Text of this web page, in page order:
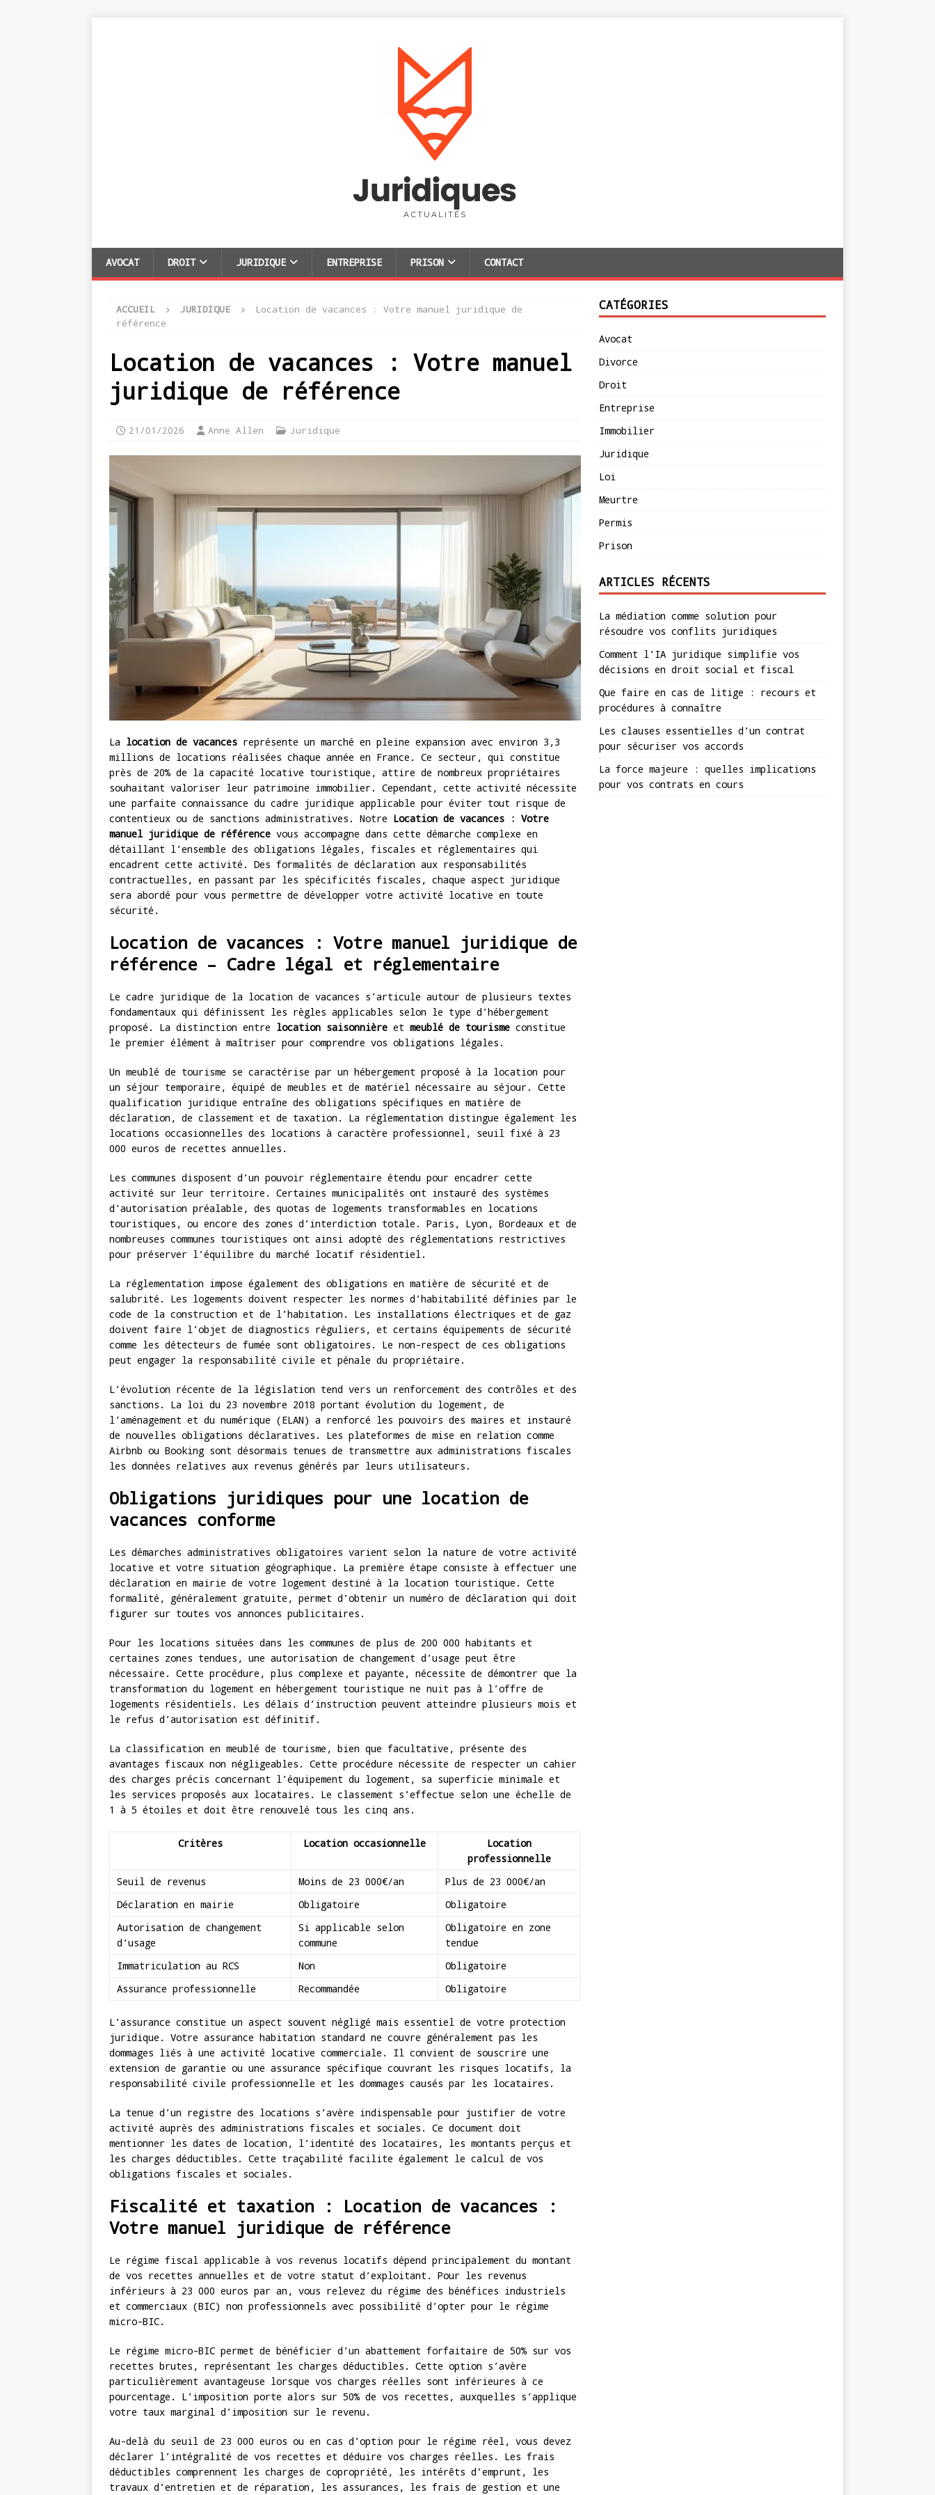
AVOCAT DROIT JURIDIQUE ENTREPRISE PRISON CONTACT
ACCUEIL JURIDIQUE
Location de vacances : Votre manuel juridique de
référence
Location de vacances : Votre manuel
juridique de référence
21/01/2026 Anne Allen Juridique
La location de vacances représente un marché en pleine expansion avec environ 3,3
millions de locations réalisées chaque année en France. Ce secteur, qui constitue
près de 20% de la capacité locative touristique, attire de nombreux propriétaires
souhaitant valoriser leur patrimoine immobilier. Cependant, cette activité nécessite
une parfaite connaissance du cadre juridique applicable pour éviter tout risque de
contentieux ou de sanctions administratives. Notre Location de vacances : Votre
manuel juridique de référence vous accompagne dans cette démarche complexe en
détaillant l’ensemble des obligations légales, fiscales et réglementaires qui
encadrent cette activité. Des formalités de déclaration aux responsabilités
contractuelles, en passant par les spécificités fiscales, chaque aspect juridique
sera abordé pour vous permettre de développer votre activité locative en toute
sécurité.
Location de vacances : Votre manuel juridique de
référence – Cadre légal et réglementaire
Le cadre juridique de la location de vacances s’articule autour de plusieurs textes
fondamentaux qui définissent les règles applicables selon le type d’hébergement
proposé. La distinction entre location saisonnière et meublé de tourisme constitue
le premier élément à maîtriser pour comprendre vos obligations légales.
Un meublé de tourisme se caractérise par un hébergement proposé à la location pour
un séjour temporaire, équipé de meubles et de matériel nécessaire au séjour. Cette
qualification juridique entraîne des obligations spécifiques en matière de
déclaration, de classement et de taxation. La réglementation distingue également les
locations occasionnelles des locations à caractère professionnel, seuil fixé à 23
000 euros de recettes annuelles.
Les communes disposent d’un pouvoir réglementaire étendu pour encadrer cette
activité sur leur territoire. Certaines municipalités ont instauré des systèmes
d’autorisation préalable, des quotas de logements transformables en locations
touristiques, ou encore des zones d’interdiction totale. Paris, Lyon, Bordeaux et de
nombreuses communes touristiques ont ainsi adopté des réglementations restrictives
pour préserver l’équilibre du marché locatif résidentiel.
La réglementation impose également des obligations en matière de sécurité et de
salubrité. Les logements doivent respecter les normes d’habitabilité définies par le
code de la construction et de l’habitation. Les installations électriques et de gaz
doivent faire l’objet de diagnostics réguliers, et certains équipements de sécurité
comme les détecteurs de fumée sont obligatoires. Le non-respect de ces obligations
peut engager la responsabilité civile et pénale du propriétaire.
L’évolution récente de la législation tend vers un renforcement des contrôles et des
sanctions. La loi du 23 novembre 2018 portant évolution du logement, de
l’aménagement et du numérique (ELAN) a renforcé les pouvoirs des maires et instauré
de nouvelles obligations déclaratives. Les plateformes de mise en relation comme
Airbnb ou Booking sont désormais tenues de transmettre aux administrations fiscales
les données relatives aux revenus générés par leurs utilisateurs.
Obligations juridiques pour une location de
vacances conforme
Les démarches administratives obligatoires varient selon la nature de votre activité
locative et votre situation géographique. La première étape consiste à effectuer une
déclaration en mairie de votre logement destiné à la location touristique. Cette
formalité, généralement gratuite, permet d’obtenir un numéro de déclaration qui doit
figurer sur toutes vos annonces publicitaires.
Pour les locations situées dans les communes de plus de 200 000 habitants et
certaines zones tendues, une autorisation de changement d’usage peut être
nécessaire. Cette procédure, plus complexe et payante, nécessite de démontrer que la
transformation du logement en hébergement touristique ne nuit pas à l’offre de
logements résidentiels. Les délais d’instruction peuvent atteindre plusieurs mois et
le refus d’autorisation est définitif.
La classification en meublé de tourisme, bien que facultative, présente des
avantages fiscaux non négligeables. Cette procédure nécessite de respecter un cahier
des charges précis concernant l’équipement du logement, sa superficie minimale et
les services proposés aux locataires. Le classement s’effectue selon une échelle de
1 à 5 étoiles et doit être renouvelé tous les cinq ans.
Critères Location occasionnelle
Location
professionnelle
Seuil de revenus
Moins de 23 000€/an
Plus de 23 000€/an
Déclaration en mairie
Obligatoire
Obligatoire
Autorisation de changement
d’usage
Si applicable selon
commune
Obligatoire en zone
tendue
Immatriculation au RCS
Non
Obligatoire
Assurance professionnelle
Recommandée Obligatoire
L’assurance constitue un aspect souvent négligé mais essentiel de votre protection
juridique. Votre assurance habitation standard ne couvre généralement pas les
dommages liés à une activité locative commerciale. Il convient de souscrire une
extension de garantie ou une assurance spécifique couvrant les risques locatifs, la
responsabilité civile professionnelle et les dommages causés par les locataires.
La tenue d’un registre des locations s’avère indispensable pour justifier de votre
activité auprès des administrations fiscales et sociales. Ce document doit
mentionner les dates de location, l’identité des locataires, les montants perçus et
les charges déductibles. Cette traçabilité facilite également le calcul de vos
obligations fiscales et sociales.
Fiscalité et taxation : Location de vacances :
Votre manuel juridique de référence
Le régime fiscal applicable à vos revenus locatifs dépend principalement du montant
de vos recettes annuelles et de votre statut d’exploitant. Pour les revenus
inférieurs à 23 000 euros par an, vous relevez du régime des bénéfices industriels
et commerciaux (BIC) non professionnels avec possibilité d’opter pour le régime
micro-BIC.
Le régime micro-BIC permet de bénéficier d’un abattement forfaitaire de 50% sur vos
recettes brutes, représentant les charges déductibles. Cette option s’avère
particulièrement avantageuse lorsque vos charges réelles sont inférieures à ce
pourcentage. L’imposition porte alors sur 50% de vos recettes, auxquelles s’applique
votre taux marginal d’imposition sur le revenu.
Au-delà du seuil de 23 000 euros ou en cas d’option pour le régime réel, vous devez
déclarer l’intégralité de vos recettes et déduire vos charges réelles. Les frais
déductibles comprennent les charges de copropriété, les intérêts d’emprunt, les
travaux d’entretien et de réparation, les assurances, les frais de gestion et une
CATÉGORIES
Avocat
Divorce
Droit
Entreprise
Immobilier
Juridique
Loi
Meurtre
Permis
Prison
ARTICLES RÉCENTS
La médiation comme solution pour
résoudre vos conflits juridiques
Comment l’IA juridique simplifie vos
décisions en droit social et fiscal
Que faire en cas de litige : recours et
procédures à connaître
Les clauses essentielles d’un contrat
pour sécuriser vos accords
La force majeure : quelles implications
pour vos contrats en cours